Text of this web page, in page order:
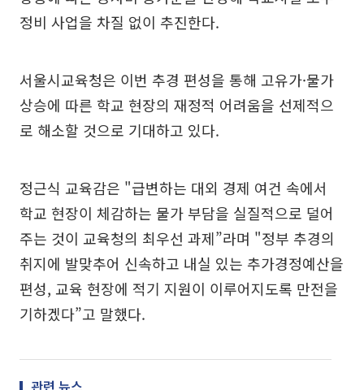
정비 사업을 차질 없이 추진한다.
서울시교육청은 이번 추경 편성을 통해 고유가·물가
상승에 따른 학교 현장의 재정적 어려움을 선제적으
로 해소할 것으로 기대하고 있다.
정근식 교육감은 "급변하는 대외 경제 여건 속에서
학교 현장이 체감하는 물가 부담을 실질적으로 덜어
주는 것이 교육청의 최우선 과제”라며 "정부 추경의
취지에 발맞추어 신속하고 내실 있는 추가경정예산을
편성, 교육 현장에 적기 지원이 이루어지도록 만전을
기하겠다”고 말했다.